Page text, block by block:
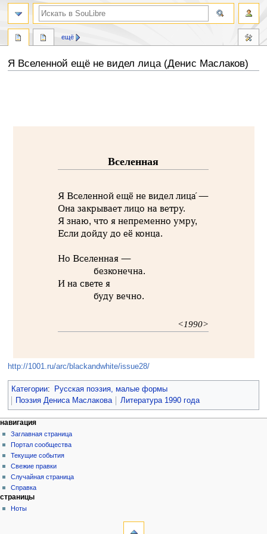
Я Вселенной ещё не видел лица (Денис Маслаков)
Вселенная
Я Вселенной ещё не видел лица́ —
Она закрывает лицо на ветру.
Я знаю, что я непременно умру,
Если дойду до её конца.
Но Вселенная —
безконечна.
И на свете я
буду вечно.
<1990>
http://1001.ru/arc/blackandwhite/issue28/
Категории:
Русская поэзия, малые формы
Поэзия Дениса Маслакова
Литература 1990 года
ещё
навигация
Заглавная страница
Портал сообщества
Текущие события
Свежие правки
Случайная страница
Справка
страницы
Ноты